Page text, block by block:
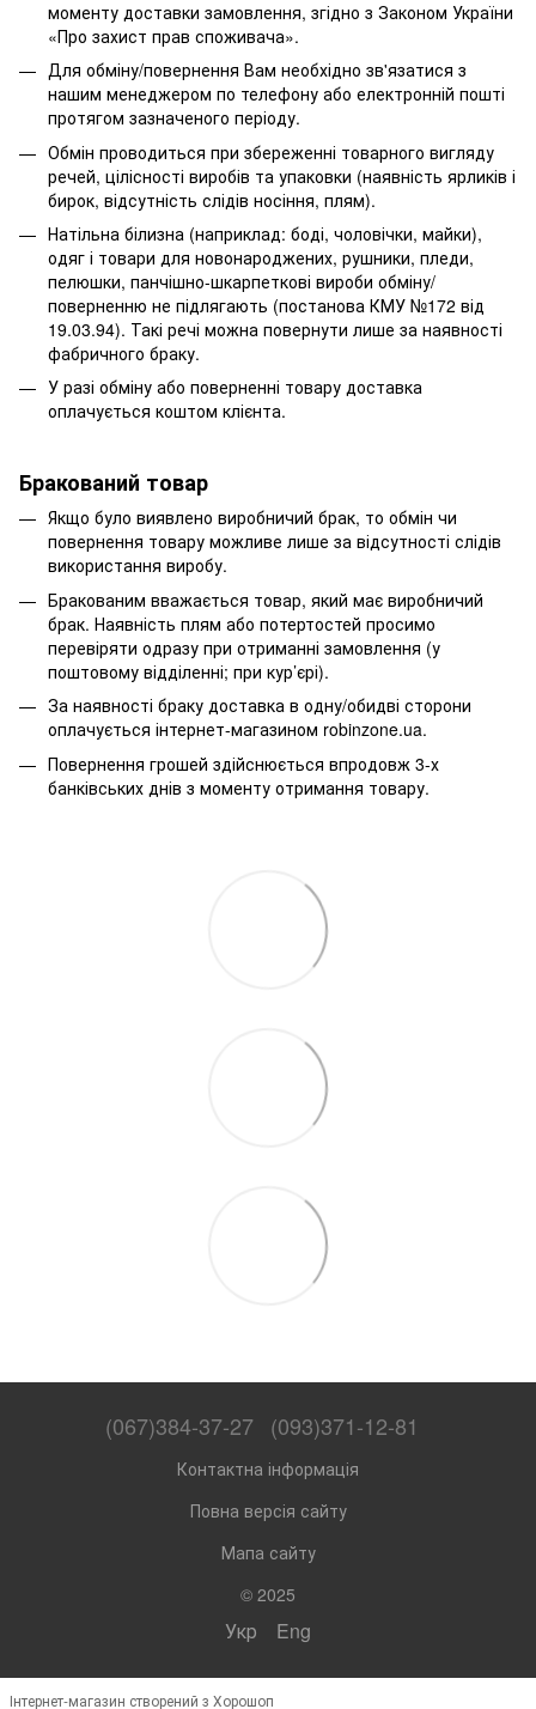
моменту доставки замовлення, згідно з Законом України
«Про захист прав споживача».
Для обміну/повернення Вам необхідно зв'язатися з
нашим менеджером по телефону або електронній пошті
протягом зазначеного періоду.
Обмін проводиться при збереженні товарного вигляду
речей, цілісності виробів та упаковки (наявність ярликів і
бирок, відсутність слідів носіння, плям).
Натільна білизна (наприклад: боді, чоловічки, майки),
одяг і товари для новонароджених, рушники, пледи,
пелюшки, панчішно-шкарпеткові вироби обміну/
поверненню не підлягають (постанова КМУ №172 від
19.03.94). Такі речі можна повернути лише за наявності
фабричного браку.
У разі обміну або поверненні товару доставка
оплачується коштом клієнта.
Бракований товар
Якщо було виявлено виробничий брак, то обмін чи
повернення товару можливе лише за відсутності слідів
використання виробу.
Бракованим вважається товар, який має виробничий
брак. Наявність плям або потертостей просимо
перевіряти одразу при отриманні замовлення (у
поштовому відділенні; при кур’єрі).
За наявності браку доставка в одну/обидві сторони
оплачується інтернет-магазином robinzone.ua.
Повернення грошей здійснюється впродовж 3-х
банківських днів з моменту отримання товару.
(067)384-37-27 (093)371-12-81
Контактна інформація
Повна версія сайту
Мапа сайту
© 2025
Укр Eng
Інтернет-магазин створений з Хорошоп